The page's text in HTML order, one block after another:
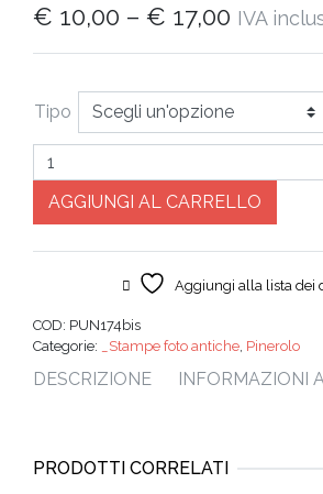
€ 10,00 – € 17,00 IVA
Tipo
Quantità
AGGIUNGI AL CARRELLO
Aggiungi alla lista dei
COD: PUN174bis
Categorie:
_Stampe foto antiche Pinerolo
DESCRIZIONE INFORMAZIONI
PRODOTTI CORRELATI